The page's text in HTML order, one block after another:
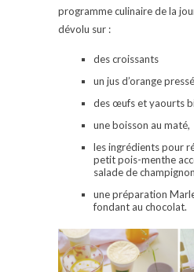
programme culinaire de la
dévolu sur :
des croissants
un jus d’orange
des œufs et yaourts
une boisson au maté,
les ingrédients pour
petit pois-menthe
salade de
une préparation
fondant au chocolat.